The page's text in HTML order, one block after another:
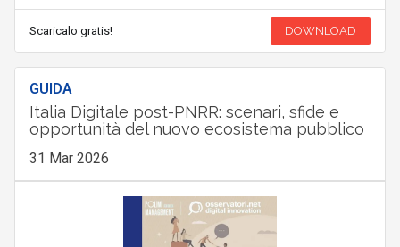
Scaricalo gratis! DOWNLOAD
GUIDA
Italia Digitale post-PNRR: scenari, sfide e
opportunità del nuovo ecosistema pubblico
31 Mar 2026